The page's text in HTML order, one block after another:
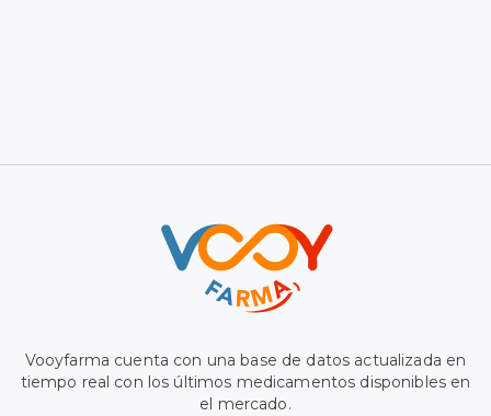
Vooyfarma cuenta con una base de datos actualizada en
tiempo real con los últimos medicamentos disponibles en
el mercado.